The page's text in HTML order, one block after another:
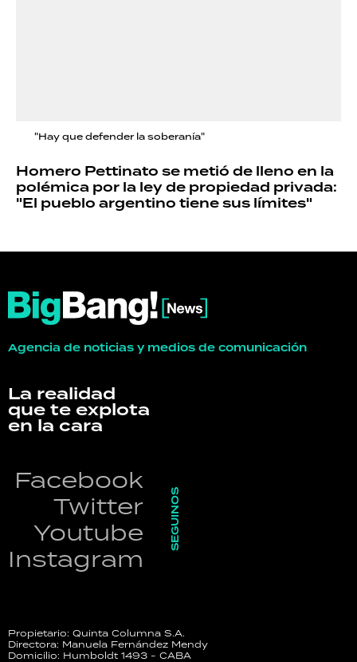
"Hay que defender la soberanía"
Homero Pettinato se metió de lleno en la
polémica por la ley de propiedad privada:
"El pueblo argentino tiene sus límites"
Agencia de noticias y medios de comunicación
La realidad
que te explota
en la cara
Facebook
Twitter
Youtube
Instagram
SEGUINOS
Propietario: Quinta Columna S.A.
Directora: Manuela Fernández Mendy
Domicilio: Humboldt 1493 - CABA